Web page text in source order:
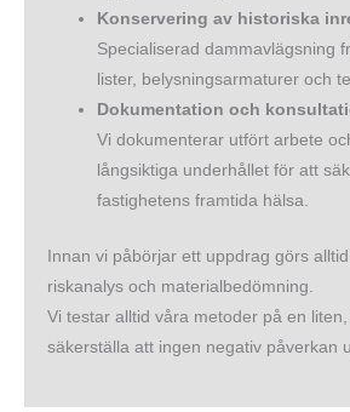
Konservering av historiska
Specialiserad dammavlägsning
lister, belysningsarmaturer och
Dokumentation och
Vi dokumenterar utfört arbete
långsiktiga underhållet för att
fastighetens framtida hälsa.
Innan vi påbörjar ett uppdrag görs
riskanalys och materialbedömning.
Vi testar alltid våra metoder på en
säkerställa att ingen negativ påverkan